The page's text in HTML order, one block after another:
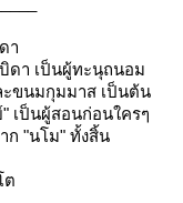
า
ดา เป็นผู้ทะนุถนอม
ะขนมกุมมาส เป็นต้น
เป็นผู้สอนก่อนใครๆ
ก "นโม" ทั้งสิ้น
ต